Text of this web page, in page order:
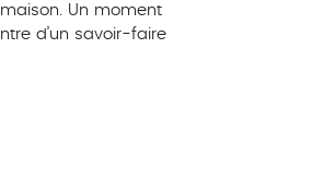
Un moment
d’un savoir-faire